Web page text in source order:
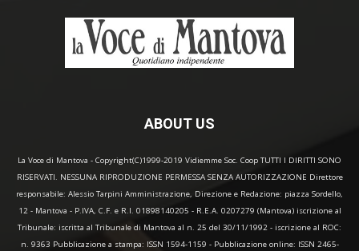
ABOUT US
La Voce di Mantova - Copyright(C)1999-2019 Vidiemme Soc. Coop TUTTI I DIRITTI SONO
RISERVATI. NESSUNA RIPRODUZIONE PERMESSA SENZA AUTORIZZAZIONE Direttore
responsabile: Alessio Tarpini Amministrazione, Direzione e Redazione: piazza Sordello,
12 - Mantova - P.IVA, C.F. e R.I. 01898140205 - R.E.A. 0207279 (Mantova) iscrizione al
Tribunale: iscritta al Tribunale di Mantova al n. 25 del 30/11/1992 - iscrizione al ROC:
n. 9363 Pubblicazione a stampa: ISSN 1594-1159 - Pubblicazione online: ISSN 2465-